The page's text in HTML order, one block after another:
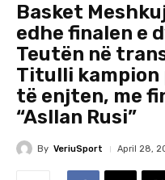
Basket
edhe finalen e
Teutën në
Titulli
të enjten, me
“Asllan Rusi”
By VeriuSport April 28,